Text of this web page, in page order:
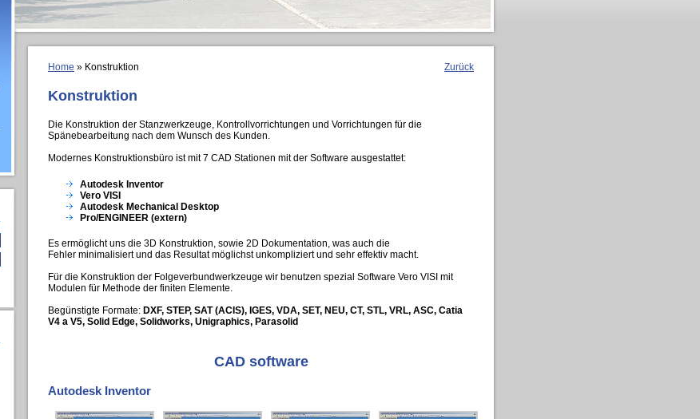
Zurück
Home » Konstruktion
Konstruktion
Die Konstruktion der Stanzwerkzeuge, Kontrollvorrichtungen und Vorrichtungen für die
Spänebearbeitung nach dem Wunsch des Kunden.
Modernes Konstruktionsbüro ist mit 7 CAD Stationen mit der Software ausgestattet:
Autodesk Inventor
Vero VISI
Autodesk Mechanical Desktop
Pro/ENGINEER (extern)
Es ermöglicht uns die 3D Konstruktion, sowie 2D Dokumentation, was auch die
Fehler minimalisiert und das Resultat möglichst unkompliziert und sehr effektiv macht.
Für die Konstruktion der Folgeverbundwerkzeuge wir benutzen spezial Software Vero VISI mit
Modulen für Methode der finiten Elemente.
Begünstigte Formate: DXF, STEP, SAT (ACIS), IGES, VDA, SET, NEU, CT, STL, VRL, ASC, Catia
V4 a V5, Solid Edge, Solidworks, Unigraphics, Parasolid
CAD software
Autodesk Inventor